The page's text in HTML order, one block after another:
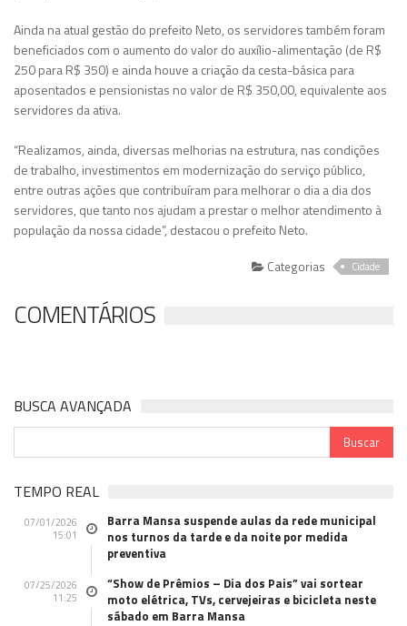
Ainda na atual gestão do prefeito Neto, os servidores também foram
beneficiados com o aumento do valor do auxílio-alimentação (de R$
250 para R$ 350) e ainda houve a criação da cesta-básica para
aposentados e pensionistas no valor de R$ 350,00, equivalente aos
servidores da ativa.
“Realizamos, ainda, diversas melhorias na estrutura, nas condições
de trabalho, investimentos em modernização do serviço público,
entre outras ações que contribuíram para melhorar o dia a dia dos
servidores, que tanto nos ajudam a prestar o melhor atendimento à
população da nossa cidade”, destacou o prefeito Neto.
Categorias Cidade
COMENTÁRIOS
BUSCA AVANÇADA
TEMPO REAL
07/01/2026
15:01
Barra Mansa suspende aulas da rede municipal
nos turnos da tarde e da noite por medida
preventiva
07/25/2026
11:25
“Show de Prêmios – Dia dos Pais” vai sortear
moto elétrica, TVs, cervejeiras e bicicleta neste
sábado em Barra Mansa